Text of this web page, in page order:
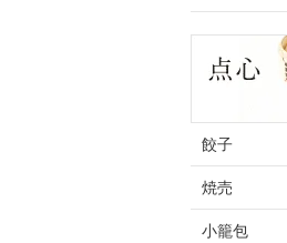
餃子
焼売
小籠包